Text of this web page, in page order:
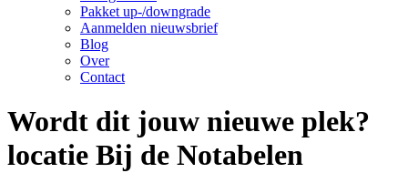
Pakket up-/downgrade
Aanmelden nieuwsbrief
Blog
Over
Contact
Wordt dit jouw nieuwe plek?
locatie Bij de Notabelen